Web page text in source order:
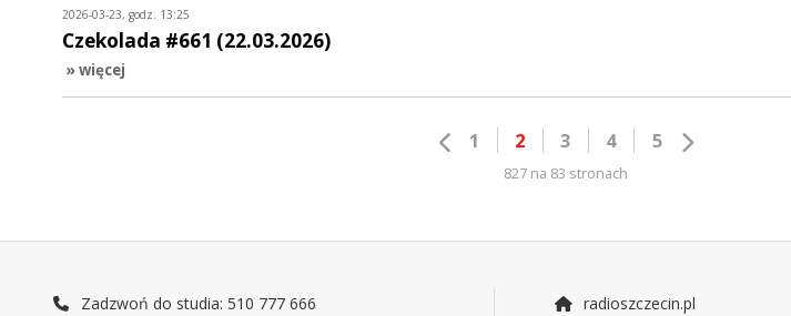
2026-03-23, godz. 13:25
Czekolada #661 (22.03.2026)
» więcej
1 2 3 4 5
827 na 83 stronach
Zadzwoń do studia: 510 777 666
radioszczecin.pl